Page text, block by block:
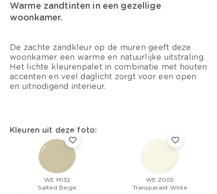
Warme zandtinten in een gezellige
woonkamer.
De zachte zandkleur op de muren geeft deze
woonkamer een warme en natuurlijke uitstraling.
Het lichte kleurenpalet in combinatie met houten
accenten en veel daglicht zorgt voor een open
en uitnodigend interieur.
Kleuren uit deze foto:
WE M132
Salted Beige
WE Z005
Transparant White